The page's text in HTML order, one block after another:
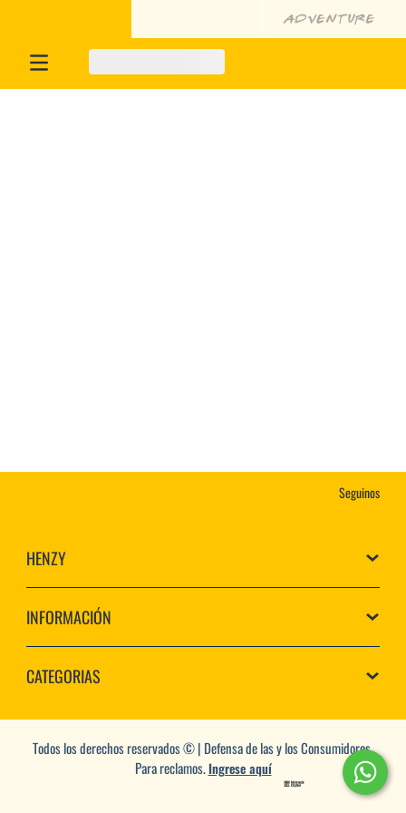
Seguinos
HENZY
INFORMACIÓN
CATEGORIAS
Todos los derechos reservados © | Defensa de las y los Consumidores.
Para reclamos.Ingrese aquí